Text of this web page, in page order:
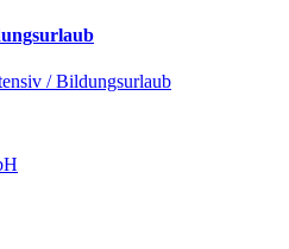
/ Bildungsurlaub